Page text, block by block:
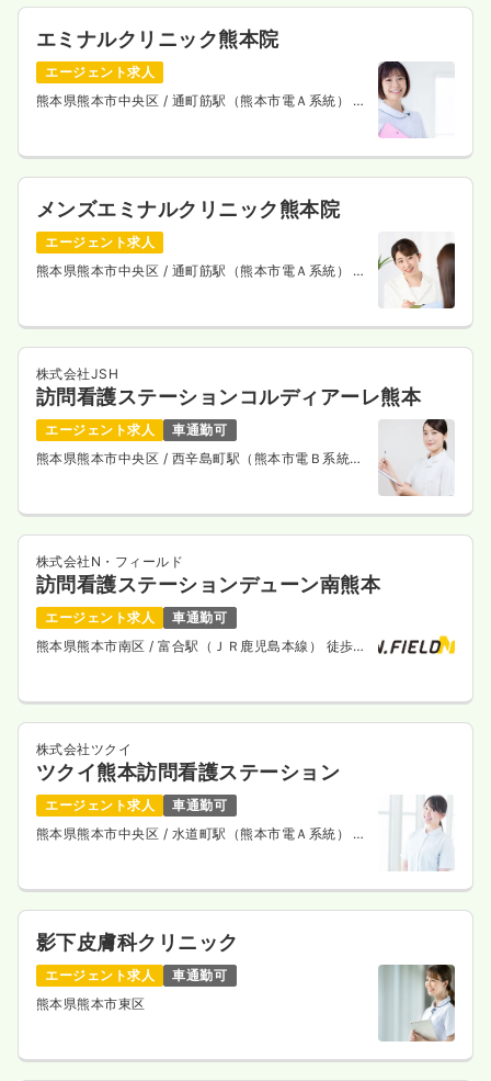
エミナルクリニック熊本院
エージェント求人
熊本県熊本市中央区 / 通町筋駅（熊本市電Ａ系統） 徒
メンズエミナルクリニック熊本院
エージェント求人
熊本県熊本市中央区 / 通町筋駅（熊本市電Ａ系統） 徒
株式会社JSH
訪問看護ステーションコルディアーレ熊本
エージェント求人
車通勤可
熊本県熊本市中央区 / 西辛島町駅（熊本市電Ｂ系統）
株式会社N・フィールド
訪問看護ステーションデューン南熊本
エージェント求人
車通勤可
熊本県熊本市南区/ 富合駅（ＪＲ鹿児島本線） 徒歩
株式会社ツクイ
ツクイ熊本訪問看護ステーション
エージェント求人
車通勤可
熊本県熊本市中央区 / 水道町駅（熊本市電Ａ系統） 徒
影下皮膚科クリニック
エージェント求人
車通勤可
熊本県熊本市東区